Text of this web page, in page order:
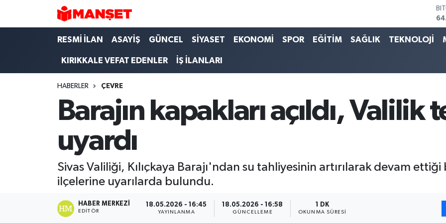
RESMİ İLAN ASAYİŞ GÜNCEL SİYASET EKONOMİ SPOR EĞİTİM SAĞLIK TEKNOLOJİ
KIRIKKALE VEFAT EDENLER İŞ İLANLARI
HABERLER ÇEVRE
Barajın kapakları açıldı, Valilik
uyardı
Sivas Valiliği, Kılıçkaya Barajı'ndan su tahliyesinin artırılarak devam
ilçelerine uyarılarda bulundu.
HABER MERKEZI
EDITÖR
18.05.2026 - 16:45
YAYINLANMA
18.05.2026 - 16:58
GÜNCELLEME
1 DK
OKUNMA SÜRESI
Hava Durumu
Trafik Durumu
Süper Lig Puan Durumu ve Fikstür
Tüm Manşetler
Son Dakika Haberleri
Haber Arşivi